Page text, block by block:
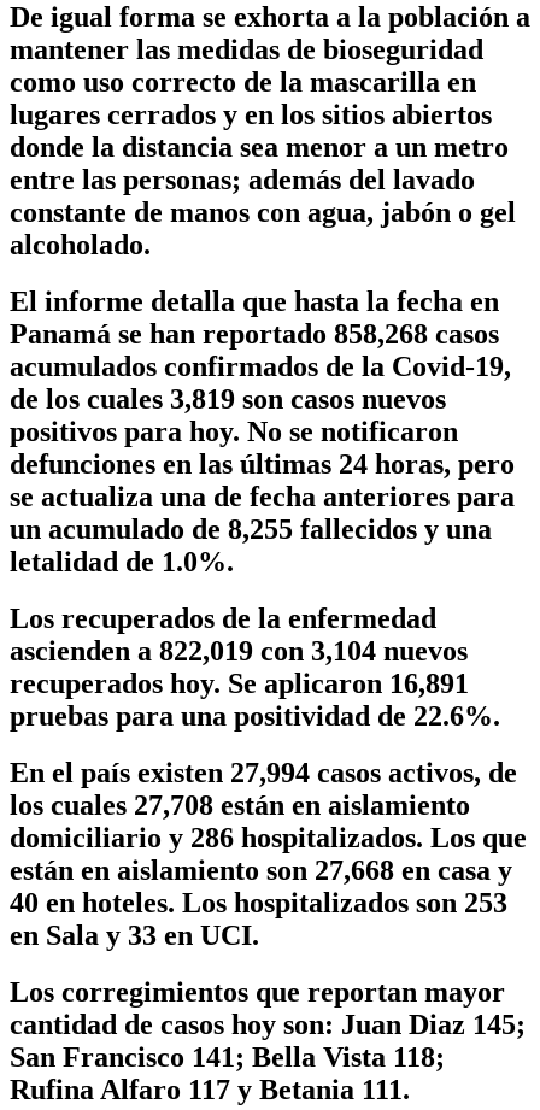
De igual forma se exhorta a la población a
mantener las medidas de bioseguridad
como uso correcto de la mascarilla en
lugares cerrados y en los sitios abiertos
donde la distancia sea menor a un metro
entre las personas; además del lavado
constante de manos con agua, jabón o gel
alcoholado.
El informe detalla que hasta la fecha en
Panamá se han reportado 858,268 casos
acumulados confirmados de la Covid-19,
de los cuales 3,819 son casos nuevos
positivos para hoy. No se notificaron
defunciones en las últimas 24 horas, pero
se actualiza una de fecha anteriores para
un acumulado de 8,255 fallecidos y una
letalidad de 1.0%.
Los recuperados de la enfermedad
ascienden a 822,019 con 3,104 nuevos
recuperados hoy. Se aplicaron 16,891
pruebas para una positividad de 22.6%.
En el país existen 27,994 casos activos, de
los cuales 27,708 están en aislamiento
domiciliario y 286 hospitalizados. Los que
están en aislamiento son 27,668 en casa y
40 en hoteles. Los hospitalizados son 253
en Sala y 33 en UCI.
Los corregimientos que reportan mayor
cantidad de casos hoy son: Juan Diaz 145;
San Francisco 141; Bella Vista 118;
Rufina Alfaro 117 y Betania 111.